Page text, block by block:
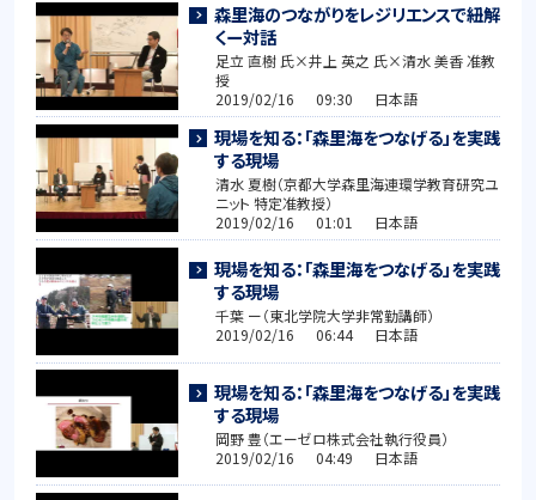
森里海のつながりをレジリエンスで紐解
くー対話
足立 直樹 氏×井上 英之 氏×清水 美香 准教
授
2019/02/16 09:30 日本語
現場を知る：「森里海をつなげる」を実践
する現場
清水 夏樹（京都大学森里海連環学教育研究ユ
ニット 特定准教授）
2019/02/16 01:01 日本語
現場を知る：「森里海をつなげる」を実践
する現場
千葉 ー（東北学院大学非常勤講師）
2019/02/16 06:44 日本語
現場を知る：「森里海をつなげる」を実践
する現場
岡野 豊（エーゼロ株式会社執行役員）
2019/02/16 04:49 日本語